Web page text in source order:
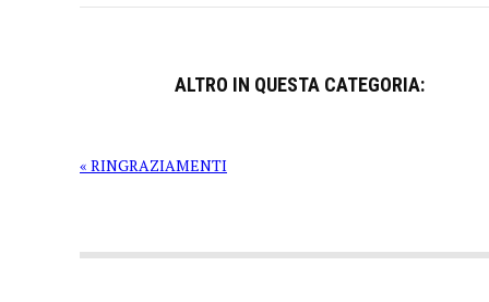
ALTRO IN QUESTA CATEGORIA:
« RINGRAZIAMENTI